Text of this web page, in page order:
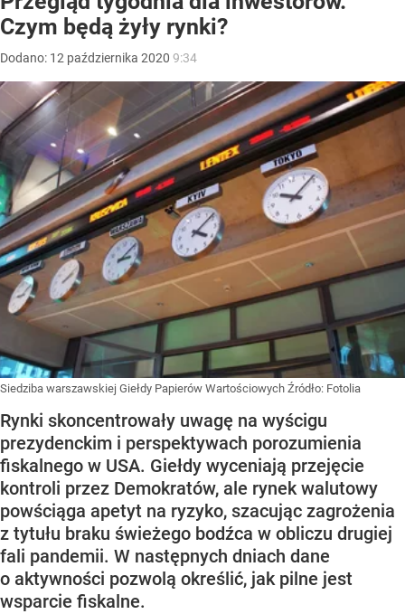
Czym będą żyły rynki?
Dodano: 12 października 2020 9:34
Siedziba warszawskiej Giełdy Papierów Wartościowych Źródło: Fotolia
Rynki skoncentrowały uwagę na wyścigu
prezydenckim i perspektywach porozumienia
fiskalnego w USA. Giełdy wyceniają przejęcie
kontroli przez Demokratów, ale rynek walutowy
powściąga apetyt na ryzyko, szacując zagrożenia
z tytułu braku świeżego bodźca w obliczu drugiej
fali pandemii. W następnych dniach dane
o aktywności pozwolą określić, jak pilne jest
wsparcie fiskalne.